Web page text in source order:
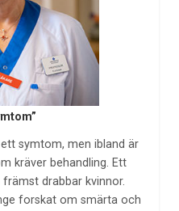
symtom, men ibland är
kräver behandling. Ett
drabbar kvinnor.
forskat om smärta och